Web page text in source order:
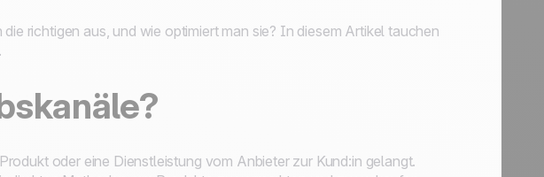
richtigen aus, und wie optimiert man sie? In diesem Artikel tauchen
oder eine Dienstleistung vom Anbieter zur Kund:in gelangt.